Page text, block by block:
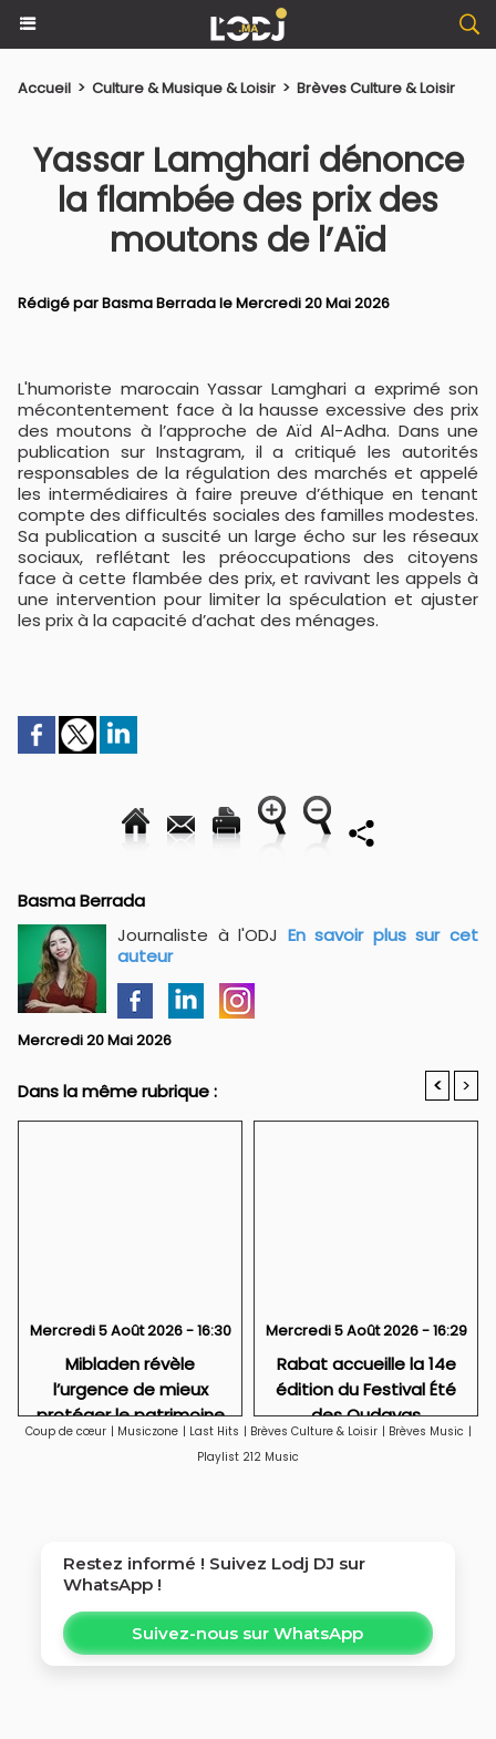
Accueil > Culture & Musique & Loisir > Brèves Culture & Loisir
Yassar Lamghari dénonce
la flambée des prix des
moutons de l’Aïd
Rédigé parBasma Berradale Mercredi 20 Mai 2026
L'humoriste marocain Yassar Lamghari a exprimé son
mécontentement face à la hausse excessive des prix
des moutons à l’approche de Aïd Al-Adha. Dans une
publication sur Instagram, il a critiqué les autorités
responsables de la régulation des marchés et appelé
les intermédiaires à faire preuve d’éthique en tenant
compte des difficultés sociales des familles modestes.
Sa publication a suscité un large écho sur les réseaux
sociaux, reflétant les préoccupations des citoyens
face à cette flambée des prix, et ravivant les appels à
une intervention pour limiter la spéculation et ajuster
les prix à la capacité d’achat des ménages.
Basma Berrada
Journaliste à l'ODJ En savoir plus sur cet
auteur
Mercredi 20 Mai 2026
Dans la même rubrique : < >
Mercredi 5 Août 2026 - 16:30
Mibladen révèle
l’urgence de mieux
protéger le patrimoine
géologique marocain
Mercredi 5 Août 2026 - 16:29
Rabat accueille la 14e
édition du Festival Été
des Oudayas
Coup de cœur | Musiczone | Last Hits | Brèves Culture & Loisir | Brèves Music |
Playlist 212 Music
Restez informé ! Suivez Lodj DJ sur
WhatsApp !
Suivez-nous sur WhatsApp